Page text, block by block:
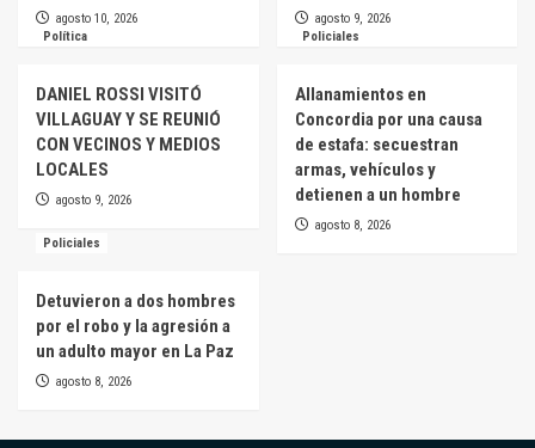
agosto 10, 2026
agosto 9, 2026
Política
DANIEL ROSSI VISITÓ
VILLAGUAY Y SE REUNIÓ
CON VECINOS Y MEDIOS
LOCALES
agosto 9, 2026
Policiales
Allanamientos en
Concordia por una causa
de estafa: secuestran
armas, vehículos y
detienen a un hombre
agosto 8, 2026
Policiales
Detuvieron a dos hombres
por el robo y la agresión a
un adulto mayor en La Paz
agosto 8, 2026